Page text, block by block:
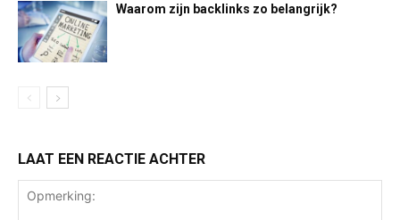
Waarom zijn backlinks zo belangrijk?
LAAT EEN REACTIE ACHTER